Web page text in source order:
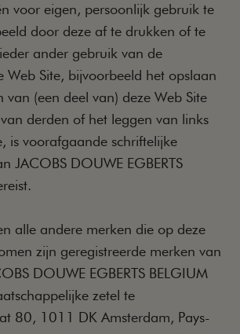
voor eigen, persoonlijk gebruik te
door deze af te drukken of te
ander gebruik van de
Web Site, bijvoorbeeld het opslaan
van (een deel van) deze Web Site
derden of het leggen van links
is voorafgaande schriftelijke
JACOBS DOUWE EGBERTS
alle andere merken die op deze
zijn geregistreerde merken van
DOUWE EGBERTS BELGIUM
zetel te
80, 1011 DK Amsterdam, Pays-